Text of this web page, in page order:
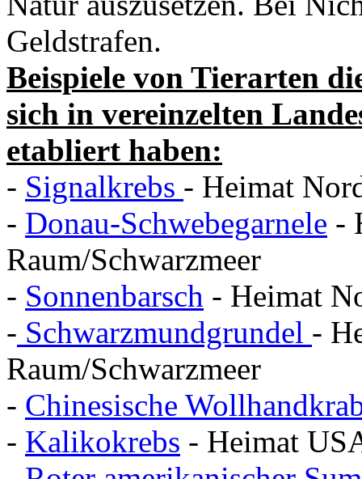
Geldstrafen.
Beispiele von Tierarten
sich in vereinzelten
etabliert haben:
- Signalkrebs - Heimat
- Donau-Schwebegarnele -
Raum/Schwarzmeer
- Sonnenbarsch - Heimat
- Schwarzmundgrundel -
Raum/Schwarzmeer
- Chinesische
- Kalikokrebs - Heimat